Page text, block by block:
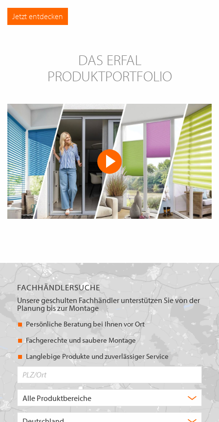
Jetzt entdecken
DAS ERFAL
PRODUKTPORTFOLIO
FACHHÄNDLERSUCHE
Unsere geschulten Fachhändler unterstützen Sie von der
Planung bis zur Montage
Persönliche Beratung bei Ihnen vor Ort
Fachgerechte und saubere Montage
Langlebige Produkte und zuverlässiger Service